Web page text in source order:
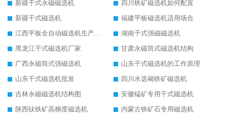
新疆干式永磁磁选机
四川铁矿磁选机如何配置
新疆干式磁选机
福建平板磁选机适用场合
江西平板全自动磁选机生产厂家
湖南干式强磁磁选机
黑龙江干式磁选机厂家
甘肃永磁筒式磁选机结构
广西永磁筒式强磁选机
山东干式磁选机的工作原理
山东干式磁选机批发
四川水选褐铁矿磁选机
吉林永磁磁选机结构图
安徽锰矿专用干式磁选机
陕西钛铁矿高梯度磁选机
内蒙古铁矿石专用磁选机